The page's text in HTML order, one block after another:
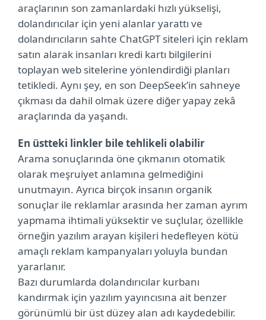
araçlarının son zamanlardaki hızlı yükselişi,
dolandırıcılar için yeni alanlar yarattı ve
dolandırıcıların sahte ChatGPT siteleri için reklam
satın alarak insanları kredi kartı bilgilerini
toplayan web sitelerine yönlendirdiği planları
tetikledi. Aynı şey, en son DeepSeek’in sahneye
çıkması da dahil olmak üzere diğer yapay zekâ
araçlarında da yaşandı.
En üstteki linkler bile tehlikeli olabilir
Arama sonuçlarında öne çıkmanın otomatik
olarak meşruiyet anlamına gelmediğini
unutmayın. Ayrıca birçok insanın organik
sonuçlar ile reklamlar arasında her zaman ayrım
yapmama ihtimali yüksektir ve suçlular, özellikle
örneğin yazılım arayan kişileri hedefleyen kötü
amaçlı reklam kampanyaları yoluyla bundan
yararlanır.
Bazı durumlarda dolandırıcılar kurbanı
kandırmak için yazılım yayıncısına ait benzer
görünümlü bir üst düzey alan adı kaydedebilir.